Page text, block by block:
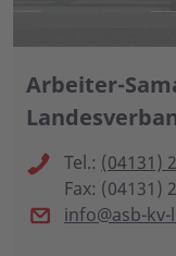
Arbeiter-
Tel.: (04131)
Fax: (04131)
info@asb-